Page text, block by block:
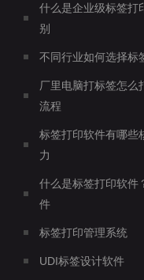
什么是企业级标签打
别
不同行业如何选择标
厂里电脑打标签怎么
流程
标签打印软件有哪些
力
什么是标签打印软件
件
标签打印管理系统
UDI标签设计软件